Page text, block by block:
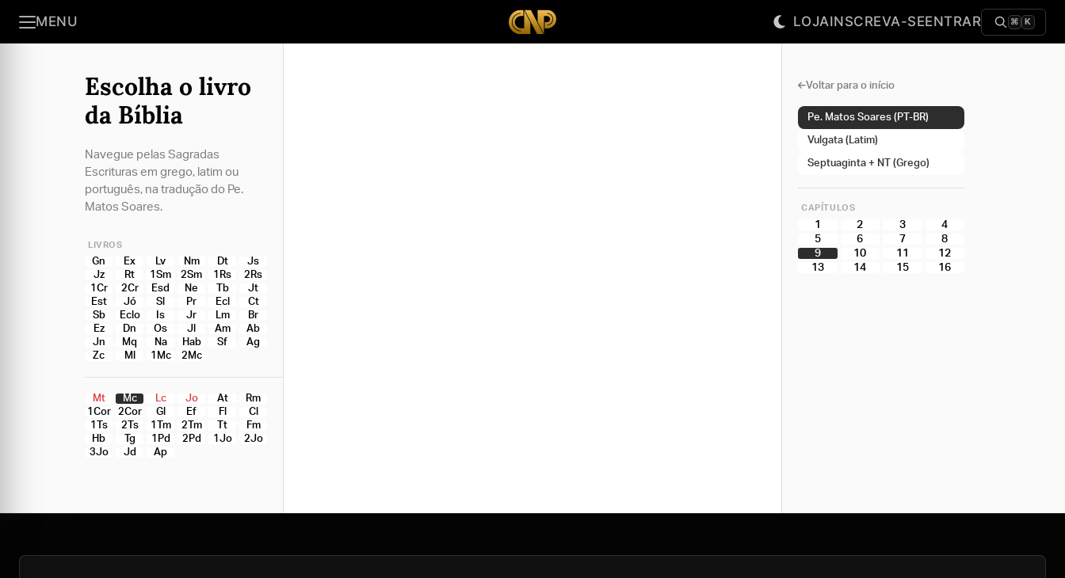
MENU LOJAINSCREVA-SEENTRAR ⌘ K
Escolha o livro
da Bíblia
Navegue pelas Sagradas
Escrituras em grego, latim ou
português, na tradução do Pe.
Matos Soares.
LIVROS
Gn Ex Lv Nm Dt
Js
Jz
Rt 1Sm 2Sm 1Rs
2Rs
1Cr
2Cr Esd Ne Tb
Jt
Est
Jó Sl Pr Ecl
Ct
Sb
Eclo Is Jr Lm
Br
Ez
Dn Os Jl Am
Ab
Jn
Mq Na Hab Sf
Ag
Zc
Ml 1Mc 2Mc
Mt Mc Lc Jo At
Rm
1Cor
2Cor Gl Ef Fl
Cl
1Ts
2Ts 1Tm 2Tm Tt
Fm
Hb
Tg 1Pd 2Pd 1Jo
2Jo
3Jo
Jd Ap
Voltar para o início
Pe. Matos Soares (PT-BR)
Vulgata (Latim)
Septuaginta + NT (Grego)
CAPÍTULOS
1 2 3
4
5
6 7
8
9
10 11
12
13
14 15 16